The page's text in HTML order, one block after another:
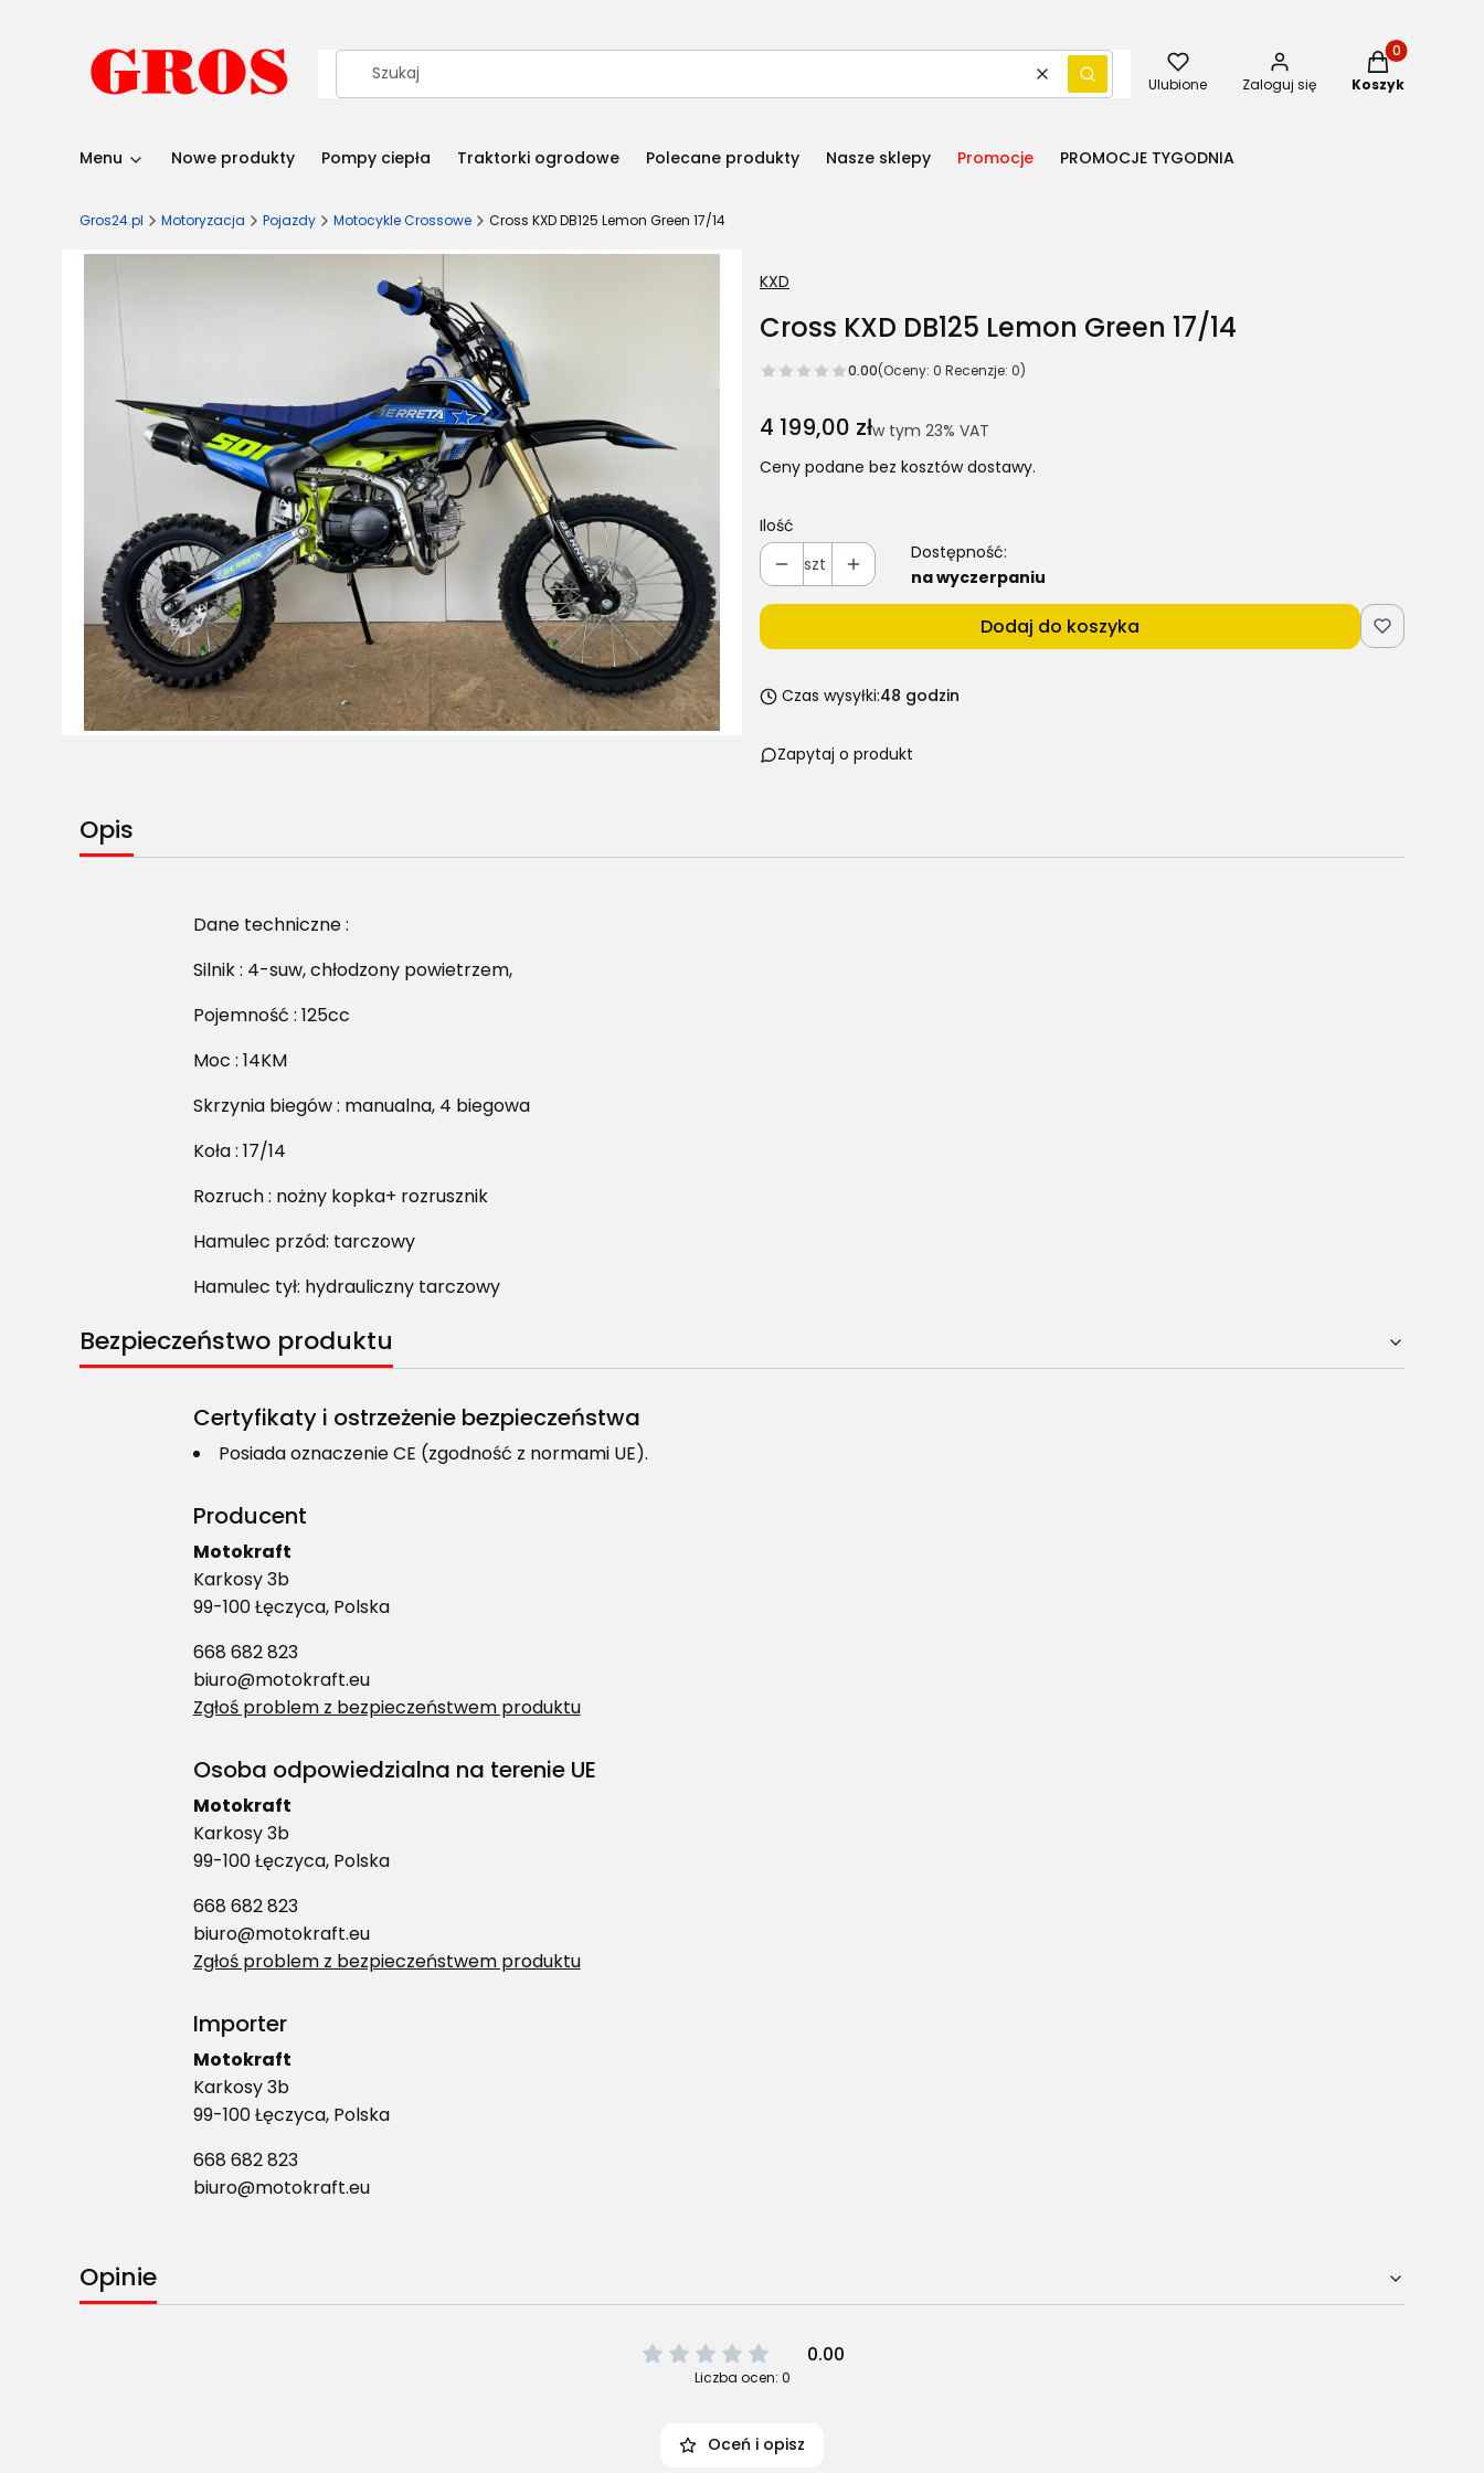
WyczyśćSzukaj Ulubione Zaloguj się
Produkty w
Koszyk
Menu Nowe produkty Pompy ciepła Traktorki ogrodowe Polecane produkty Nasze sklepy Promocje PROMOCJE TYGODNIA
Gros24.pl Motoryzacja Pojazdy Motocykle Crossowe Cross KXD DB125 Lemon Green 17/14
KXD
Cross KXD DB125 Lemon Green 17/14
0.00(Oceny: 0 Recenzje: 0)
Cena
4 199,00 złw tym 23% VAT
w tym 23% VAT
Ceny podane bez kosztów dostawy.
Ilość
szt
Dostępność:
na wyczerpaniu
Dodaj do koszyka
Czas wysyłki:48 godzin
Zapytaj o produkt
Opis
Dane techniczne :
Silnik : 4-suw, chłodzony powietrzem,
Pojemność : 125cc
Moc : 14KM
Skrzynia biegów : manualna, 4 biegowa
Koła : 17/14
Rozruch : nożny kopka+ rozrusznik
Hamulec przód: tarczowy
Hamulec tył: hydrauliczny tarczowy
Bezpieczeństwo produktu
Certyfikaty i ostrzeżenie bezpieczeństwa
Posiada oznaczenie CE (zgodność z normami UE).
Producent
Motokraft
Karkosy 3b
99-100 Łęczyca, Polska
668 682 823
biuro@motokraft.eu
Zgłoś problem z bezpieczeństwem produktu
Osoba odpowiedzialna na terenie UE
Motokraft
Karkosy 3b
99-100 Łęczyca, Polska
668 682 823
biuro@motokraft.eu
Zgłoś problem z bezpieczeństwem produktu
Importer
Motokraft
Karkosy 3b
99-100 Łęczyca, Polska
668 682 823
biuro@motokraft.eu
Opinie
0.00
Liczba ocen: 0
Oceń i opisz